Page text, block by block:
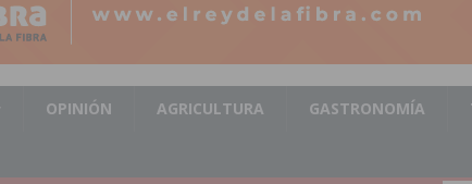
OPINIÓN AGRICULTURA GASTRONOMÍA